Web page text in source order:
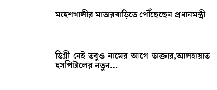
মহেশখালীর মাতারবাড়িতে পৌঁছেছেন প্রধানমন্ত্রী
ডিগ্রী নেই তবুও নামের আগে ডাক্তার,আলহায়াত
হসপিটালের নতুন…